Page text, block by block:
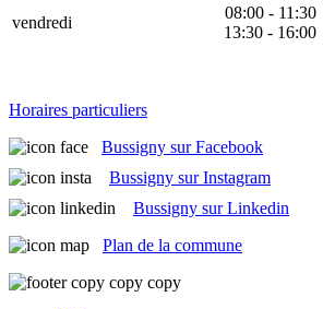
vendredi
08:00 - 11:30
13:30 - 16:00
Horaires particuliers
Bussigny sur Facebook
Bussigny sur Instagram
Bussigny sur Linkedin
Plan de la commune